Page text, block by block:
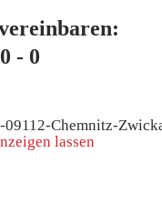
- 0
lassen